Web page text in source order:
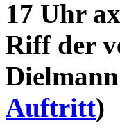
17 Uhr
Riff der
Auftritt)